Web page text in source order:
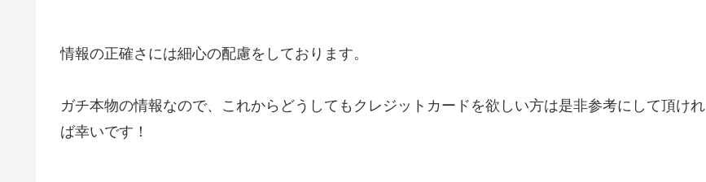
情報の正確さには細心の配慮をしております。
ガチ本物の情報なので、これからどうしてもクレジットカードを欲しい方は是非参考にして頂けれ
ば幸いです！